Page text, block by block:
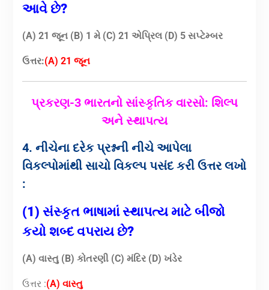
આવે છે?
(A) 21 જૂન (B) 1 મે (C) 21 એપ્રિલ (D) 5 સપ્ટેમ્બર
ઉત્તર:(A) 21 જૂન
પ્રકરણ-3 ભારતનો સાંસ્કૃતિક વારસો: શિલ્પ
અને સ્થાપત્ય
4. નીચેના દરેક પ્રશ્નની નીચે આપેલા
વિકલ્પોમાંથી સાચો વિકલ્પ પસંદ કરી ઉત્તર લખો
:
(1) સંસ્કૃત ભાષામાં સ્થાપત્ય માટે બીજો
કયો શબ્દ વપરાય છે?
(A) વાસ્તુ (B) કોતરણી (C) મંદિર (D) ખંડેર
ઉત્તર :(A) વાસ્તુ